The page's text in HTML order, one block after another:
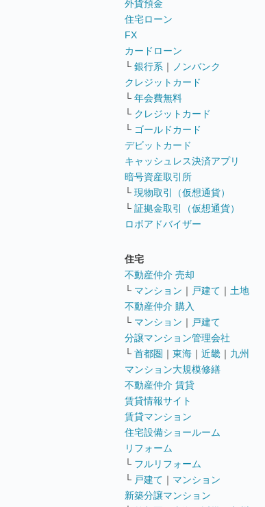
外貨預金
住宅ローン
FX
カードローン
└ 銀行系 ｜
ノンバンク
クレジットカード
└ 年会費無料
└ クレジットカード
└ ゴールドカード
デビットカード
キャッシュレス決済アプリ
暗号資産取引所
└ 現物取引（仮想通貨）
└ 証拠金取引（仮想通貨）
ロボアドバイザー
住宅
不動産仲介 売却
└ マンション ｜ 戸建て ｜ 土地
不動産仲介 購入
└ マンション ｜ 戸建て
分譲マンション管理会社
└ 首都圏 ｜ 東海 ｜ 近畿 ｜ 九州
マンション大規模修繕
不動産仲介 賃貸
賃貸情報サイト
賃貸マンション
住宅設備ショールーム
リフォーム
└ フルリフォーム
└ 戸建て ｜ マンション
新築分譲マンション